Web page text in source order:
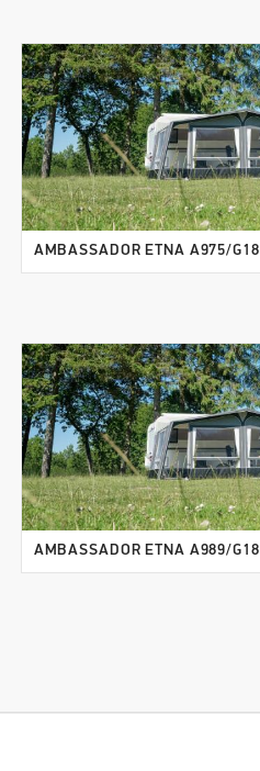
AMBASSADOR ETNA A975/G18
AMBASSADOR ETNA A989/G18